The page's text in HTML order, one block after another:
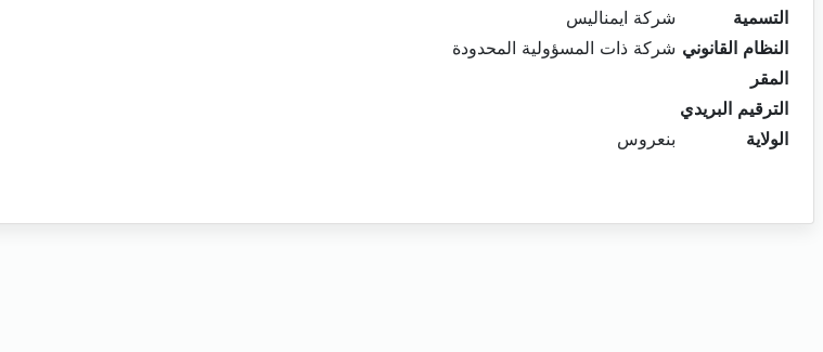
التسمية
شركة ايمناليس
النظام القانوني شركة ذات المسؤولية المحدودة
المقر
الترقيم البريدي
الولاية
بنعروس